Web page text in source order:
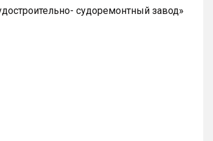
судоремонтный завод»